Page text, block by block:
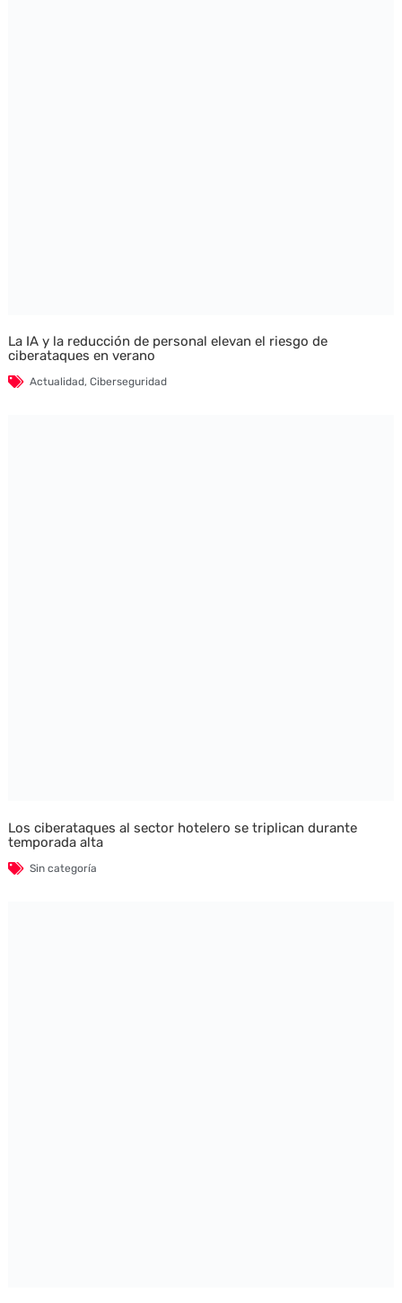
La IA y la reducción de personal elevan el riesgo de
ciberataques en verano
Actualidad, Ciberseguridad
Los ciberataques al sector hotelero se triplican durante
temporada alta
Sin categoría